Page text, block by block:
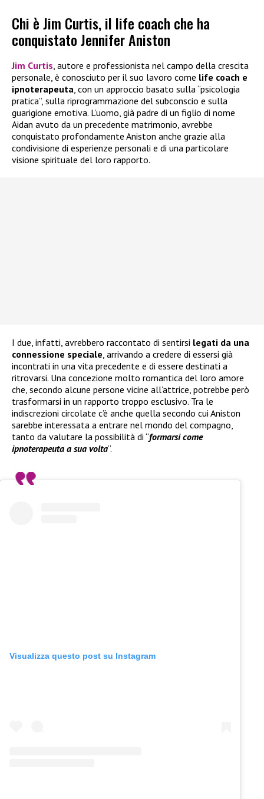
Chi è Jim Curtis, il life coach che ha
conquistato Jennifer Aniston
Jim Curtis, autore e professionista nel campo della crescita
personale, è conosciuto per il suo lavoro come life coach e
ipnoterapeuta, con un approccio basato sulla “psicologia
pratica”, sulla riprogrammazione del subconscio e sulla
guarigione emotiva. L’uomo, già padre di un figlio di nome
Aidan avuto da un precedente matrimonio, avrebbe
conquistato profondamente Aniston anche grazie alla
condivisione di esperienze personali e di una particolare
visione spirituale del loro rapporto.
I due, infatti, avrebbero raccontato di sentirsi legati da una
connessione speciale, arrivando a credere di essersi già
incontrati in una vita precedente e di essere destinati a
ritrovarsi. Una concezione molto romantica del loro amore
che, secondo alcune persone vicine all’attrice, potrebbe però
trasformarsi in un rapporto troppo esclusivo. Tra le
indiscrezioni circolate c’è anche quella secondo cui Aniston
sarebbe interessata a entrare nel mondo del compagno,
tanto da valutare la possibilità di “formarsi come
ipnoterapeuta a sua volta”.
Visualizza questo post su Instagram